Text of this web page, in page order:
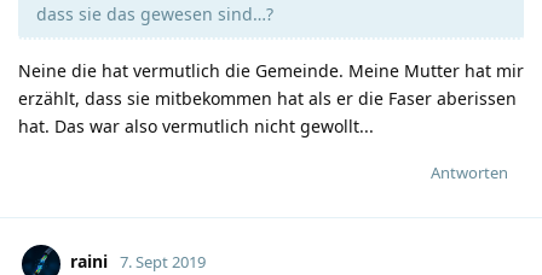
dass sie das gewesen sind…?
Neine die hat vermutlich die Gemeinde. Meine Mutter hat mir
erzählt, dass sie mitbekommen hat als er die Faser aberissen
hat. Das war also vermutlich nicht gewollt...
Antworten
raini 7. Sept 2019